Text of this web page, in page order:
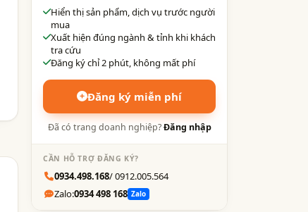
Hiển thị sản phẩm, dịch vụ trước người
mua
Xuất hiện đúng ngành & tỉnh khi khách
tra cứu
Đăng ký chỉ 2 phút, không mất phí
Đăng ký miễn phí
Đã có trang doanh nghiệp?Đăng nhập
CẦN HỖ TRỢ ĐĂNG KÝ?
0934.498.168/ 0912.005.564
Zalo:0934 498 168 Zalo